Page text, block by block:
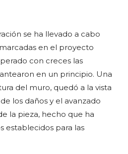
se ha llevado a cabo
en el proyecto
con creces las
en un principio. Una
del muro, quedó a la vista
los daños y el avanzado
la pieza, hecho que ha
establecidos para las